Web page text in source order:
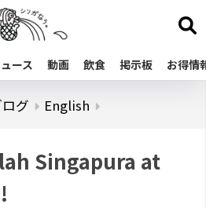
ース 動画 飲食 掲示板 お得情
グ English
Singapura at